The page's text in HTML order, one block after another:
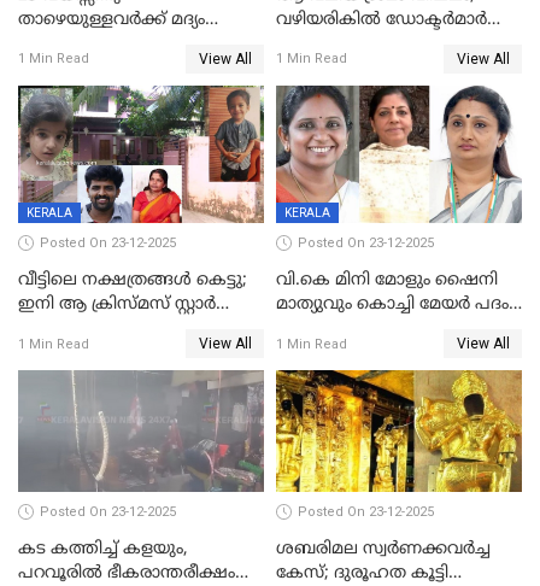
താഴെയുള്ളവർക്ക് മദ്യം
നടപടി;സ്ഥാപനങ്ങൾക്കെതിരെ
രണ്ട് കേസുകൾ
1 Min Read View All
വഴിയരികില്‍ ‌ഡോക്ടര്‍മാര്‍
മരണത്തിന് കീഴടങ്ങി
1 Min Read View All
KERALA
Posted On 23-12-2025
വീട്ടിലെ നക്ഷത്രങ്ങൾ കെട്ടു;
ഇനി ആ ക്രിസ്മസ് സ്റ്റാർ
വേണ്ടിയുള്ള
പിടിവലിക്കിടയിൽ
അപ്പൂപ്പനെതിരെ പോക്സോ
കേസ് ഒടുവിൽ 4 ജീവനുകൾ
പൊലിഞ്ഞു
1 Min Read View All
KERALA
Posted On 23-12-2025
വി.കെ മിനി മോളും ഷൈനി
മാത്യുവും കൊച്ചി മേയർ പദം
മേയറാകില്ല
1 Min Read View All
Posted On 23-12-2025
കട കത്തിച്ച് കളയും,
പറവൂരില്‍ ഭീകരാന്തരീക്ഷം
Posted On 23-12-2025
ശബരിമല സ്വര്‍ണക്കവര്‍ച്ച
കേസ്; ദുരൂഹത കൂട്ടി